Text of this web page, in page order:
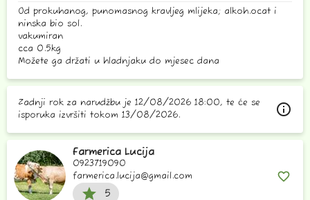
Od prokuhanog, punomasnog kravljeg mlijeka; alkoh.ocat i
ninska bio sol.
vakumiran
cca 0.5kg
Možete ga držati u hladnjaku do mjesec dana
Zadnji rok za narudžbu je 12/08/2026 18:00, te će se
isporuka izvršiti tokom 13/08/2026.
info_outline
Farmerica Lucija
0923719090
farmerica.lucija@gmail.com
star 5